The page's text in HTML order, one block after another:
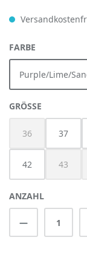
FARBE
Purple/Lime/
GRÖSSE
36
(Diese Option ist
37
42 43
ANZAHL
Produkt